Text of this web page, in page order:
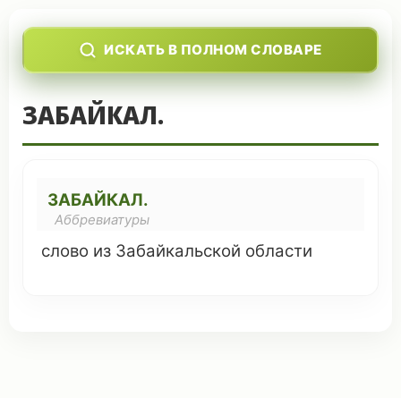
ИСКАТЬ В ПОЛНОМ СЛОВАРЕ
ЗАБАЙКАЛ.
ЗАБАЙКАЛ.
Аббревиатуры
слово из Забайкальской области